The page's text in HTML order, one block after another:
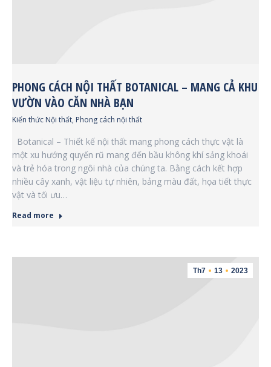
PHONG CÁCH NỘI THẤT BOTANICAL – MANG CẢ KHU
VƯỜN VÀO CĂN NHÀ BẠN
Kiến thức Nội thất, Phong cách nội thất
Botanical – Thiết kế nội thất mang phong cách thực vật là
một xu hướng quyến rũ mang đến bầu không khí sảng khoái
và trẻ hóa trong ngôi nhà của chúng ta. Bằng cách kết hợp
nhiều cây xanh, vật liệu tự nhiên, bảng màu đất, họa tiết thực
vật và tối ưu…
Read more
Th7 13 2023